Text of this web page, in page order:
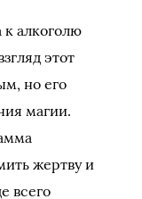
к алкоголю
этот
но его
магии.
жертву и
всего